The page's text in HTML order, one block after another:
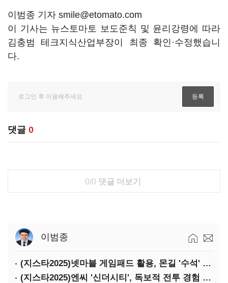
이범종 기자 smile@etomato.com
이 기사는 뉴스토마토 보도준칙 및 윤리강령에 따라
김충범 테크지식산업부장이 최종 확인·수정했습니
다.
댓글 0
0/0 댓글 더보기
이범종
(지스타2025)넷마블 게임패드 활용, 몬길 '수석' 7대죄 '차석'
(지스타2025)엔씨 '신더시티', 독보적 전투 경험 필요